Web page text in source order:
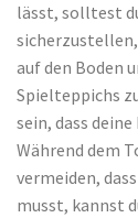
lässt, solltest
auf den Boden
Spielteppichs
sein, dass
Während dem
vermeiden,
musst, kannst